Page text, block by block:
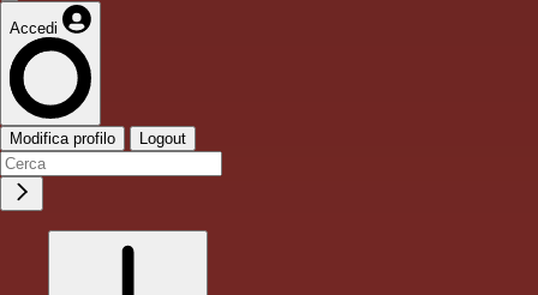
Accedi
Modifica profilo Logout